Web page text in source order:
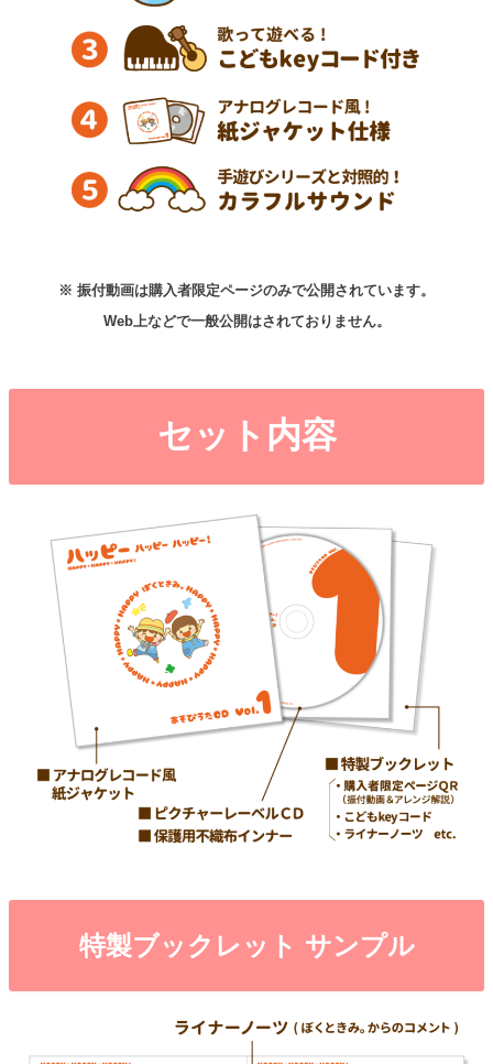
※ 振付動画は購入者限定ページのみで公開されています。
Web上などで一般公開はされておりません。
セット内容
特製ブックレット サンプル